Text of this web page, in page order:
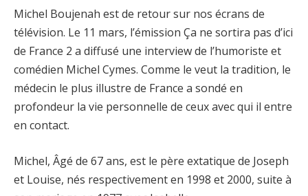
Michel Boujenah est de retour sur nos écrans de
télévision. Le 11 mars, l’émission Ça ne sortira pas d’ici
de France 2 a diffusé une interview de l’humoriste et
comédien Michel Cymes. Comme le veut la tradition, le
médecin le plus illustre de France a sondé en
profondeur la vie personnelle de ceux avec qui il entre
en contact.
Michel, Âgé de 67 ans, est le père extatique de Joseph
et Louise, nés respectivement en 1998 et 2000, suite à